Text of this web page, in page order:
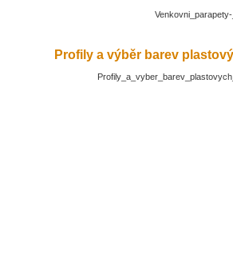
Profily a výběr barev